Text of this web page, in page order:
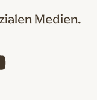
Medien.